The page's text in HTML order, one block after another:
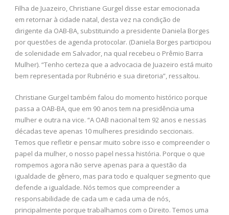
Filha de Juazeiro, Christiane Gurgel disse estar emocionada
em retornar à cidade natal, desta vez na condição de
dirigente da OAB-BA, substituindo a presidente Daniela Borges
por questões de agenda protocolar. (Daniela Borges participou
de solenidade em Salvador, na qual recebeu o Prêmio Barra
Mulher). “Tenho certeza que a advocacia de Juazeiro está muito
bem representada por Rubnério e sua diretoria”, ressaltou.
Christiane Gurgel também falou do momento histórico porque
passa a OAB-BA, que em 90 anos tem na presidência uma
mulher e outra na vice. “A OAB nacional tem 92 anos e nessas
décadas teve apenas 10 mulheres presidindo seccionais.
Temos que refletir e pensar muito sobre isso e compreender o
papel da mulher, o nosso papel nessa história. Porque o que
rompemos agora não serve apenas para a questão da
igualdade de gênero, mas para todo e qualquer segmento que
defende a igualdade. Nós temos que compreender a
responsabilidade de cada um e cada uma de nós,
principalmente porque trabalhamos com o Direito. Temos uma